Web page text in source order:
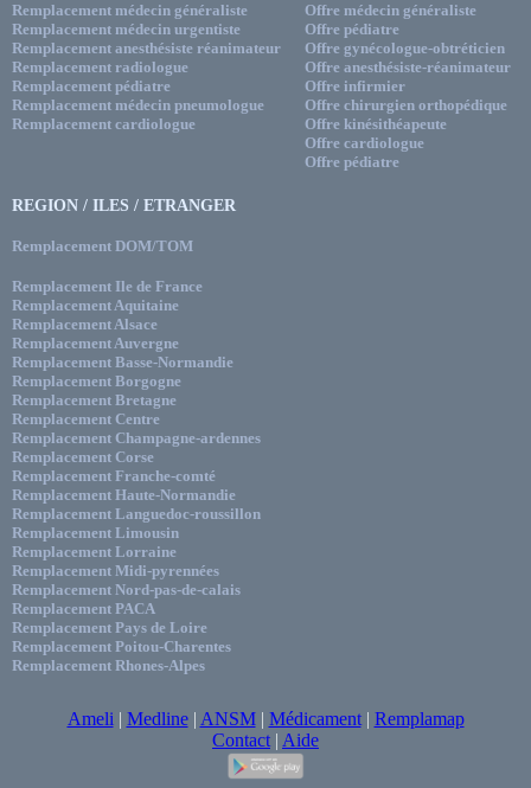
Remplacement médecin généraliste
Remplacement médecin urgentiste
Remplacement anesthésiste réanimateur
Remplacement radiologue
Remplacement pédiatre
Remplacement médecin pneumologue
Remplacement cardiologue
Offre médecin généraliste
Offre pédiatre
Offre gynécologue-obtréticien
Offre anesthésiste-réanimateur
Offre infirmier
Offre chirurgien orthopédique
Offre kinésithéapeute
Offre cardiologue
Offre pédiatre
REGION / ILES / ETRANGER
Remplacement DOM/TOM
Remplacement Ile de France
Remplacement Aquitaine
Remplacement Alsace
Remplacement Auvergne
Remplacement Basse-Normandie
Remplacement Borgogne
Remplacement Bretagne
Remplacement Centre
Remplacement Champagne-ardennes
Remplacement Corse
Remplacement Franche-comté
Remplacement Haute-Normandie
Remplacement Languedoc-roussillon
Remplacement Limousin
Remplacement Lorraine
Remplacement Midi-pyrennées
Remplacement Nord-pas-de-calais
Remplacement PACA
Remplacement Pays de Loire
Remplacement Poitou-Charentes
Remplacement Rhones-Alpes
Ameli | Medline| ANSM| Médicament| Remplamap
Contact | Aide